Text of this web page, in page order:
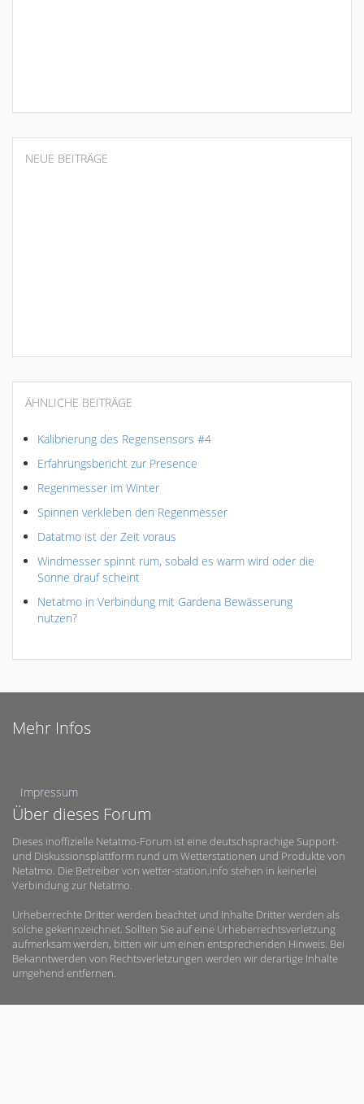
NEUE BEITRÄGE
ÄHNLICHE BEITRÄGE
Kalibrierung des Regensensors #4
Erfahrungsbericht zur Presence
Regenmesser im Winter
Spinnen verkleben den Regenmesser
Datatmo ist der Zeit voraus
Windmesser spinnt rum, sobald es warm wird oder die
Sonne drauf scheint
Netatmo in Verbindung mit Gardena Bewässerung
nutzen?
Mehr Infos
Impressum
Über dieses Forum
Dieses inoffizielle Netatmo-Forum ist eine deutschsprachige Support-
und Diskussionsplattform rund um Wetterstationen und Produkte von
Netatmo. Die Betreiber von wetter-station.info stehen in keinerlei
Verbindung zur Netatmo.
Urheberrechte Dritter werden beachtet und Inhalte Dritter werden als
solche gekennzeichnet. Sollten Sie auf eine Urheberrechtsverletzung
aufmerksam werden, bitten wir um einen entsprechenden Hinweis. Bei
Bekanntwerden von Rechtsverletzungen werden wir derartige Inhalte
umgehend entfernen.